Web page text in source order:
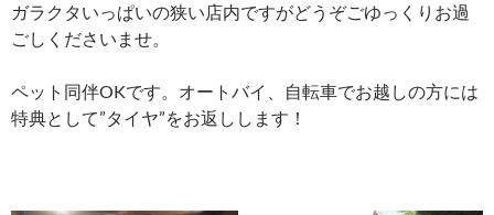
ガラクタいっぱいの狭い店内ですがどうぞごゆっくりお過
ごしくださいませ。
ペット同伴OKです。オートバイ、自転車でお越しの方には
特典として”タイヤ”をお返しします！